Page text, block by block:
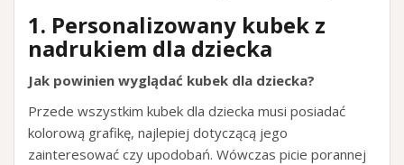
1. Personalizowany kubek z
nadrukiem dla dziecka
Jak powinien wyglądać kubek dla dziecka?
Przede wszystkim kubek dla dziecka musi posiadać
kolorową grafikę, najlepiej dotyczącą jego
zainteresować czy upodobań. Wówczas picie porannej